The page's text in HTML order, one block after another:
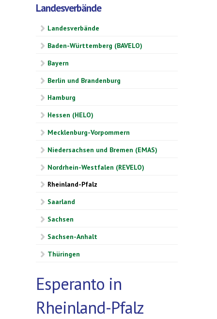
Landesverbände
Landesverbände
Baden-Württemberg (BAVELO)
Bayern
Berlin und Brandenburg
Hamburg
Hessen (HELO)
Mecklenburg-Vorpommern
Niedersachsen und Bremen (EMAS)
Nordrhein-Westfalen (REVELO)
Rheinland-Pfalz
Saarland
Sachsen
Sachsen-Anhalt
Thüringen
Esperanto in
Rheinland-Pfalz